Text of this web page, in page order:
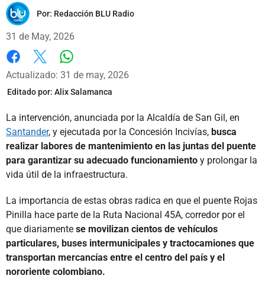
Por: Redacción BLU Radio
31 de May, 2026
Facebook
X
Actualizado: 31 de may, 2026
Editado por: Alix Salamanca
La intervención, anunciada por la Alcaldía de San Gil, en
Santander, y ejecutada por la Concesión Incivías, busca
realizar labores de mantenimiento en las juntas del puente
para garantizar su adecuado funcionamiento y prolongar la
vida útil de la infraestructura.
La importancia de estas obras radica en que el puente Rojas
Pinilla hace parte de la Ruta Nacional 45A, corredor por el
que diariamente se movilizan cientos de vehículos
particulares, buses intermunicipales y tractocamiones que
transportan mercancías entre el centro del país y el
nororiente colombiano.